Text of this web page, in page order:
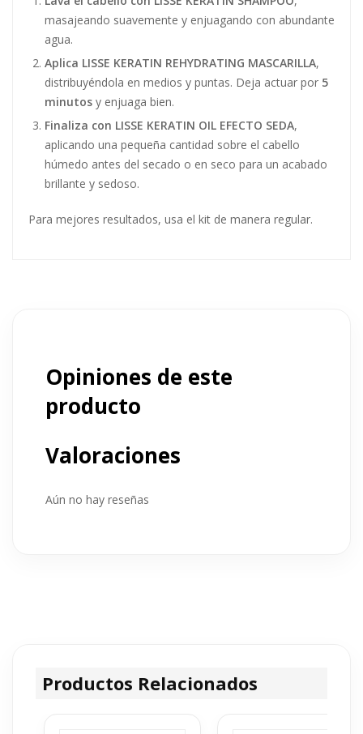
masajeando suavemente y enjuagando con abundante
agua.
Aplica LISSE KERATIN REHYDRATING MASCARILLA
distribuyéndola en medios y puntas. Deja actuar por 5
minutos y enjuaga bien.
Finaliza con LISSE KERATIN OIL EFECTO SEDA
aplicando una pequeña cantidad sobre el cabello
húmedo antes del secado o en seco para un acabado
brillante y sedoso.
Para mejores resultados, usa el kit de manera regular​​​.
Opiniones de este
producto
Valoraciones
Aún no hay reseñas
Productos Relacionados